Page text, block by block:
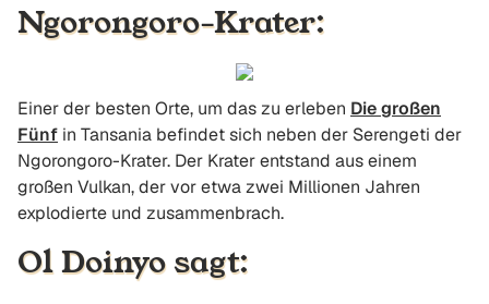
Ngorongoro-Krater:
Einer der besten Orte, um das zu erleben Die großen
Fünf in Tansania befindet sich neben der Serengeti der
Ngorongoro-Krater. Der Krater entstand aus einem
großen Vulkan, der vor etwa zwei Millionen Jahren
explodierte und zusammenbrach.
Ol Doinyo sagt: